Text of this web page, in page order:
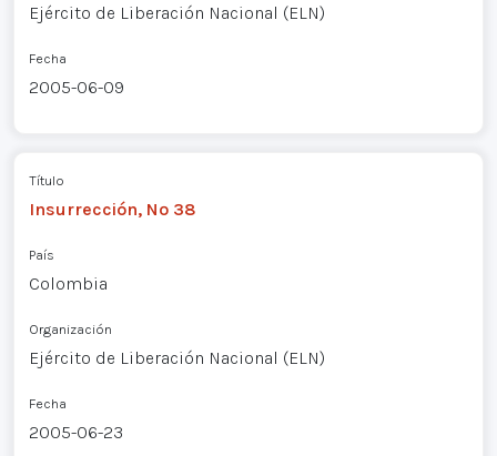
Ejército de Liberación Nacional (ELN)
Fecha
2005-06-09
Título
Insurrección, Nº 38
País
Colombia
Organización
Ejército de Liberación Nacional (ELN)
Fecha
2005-06-23